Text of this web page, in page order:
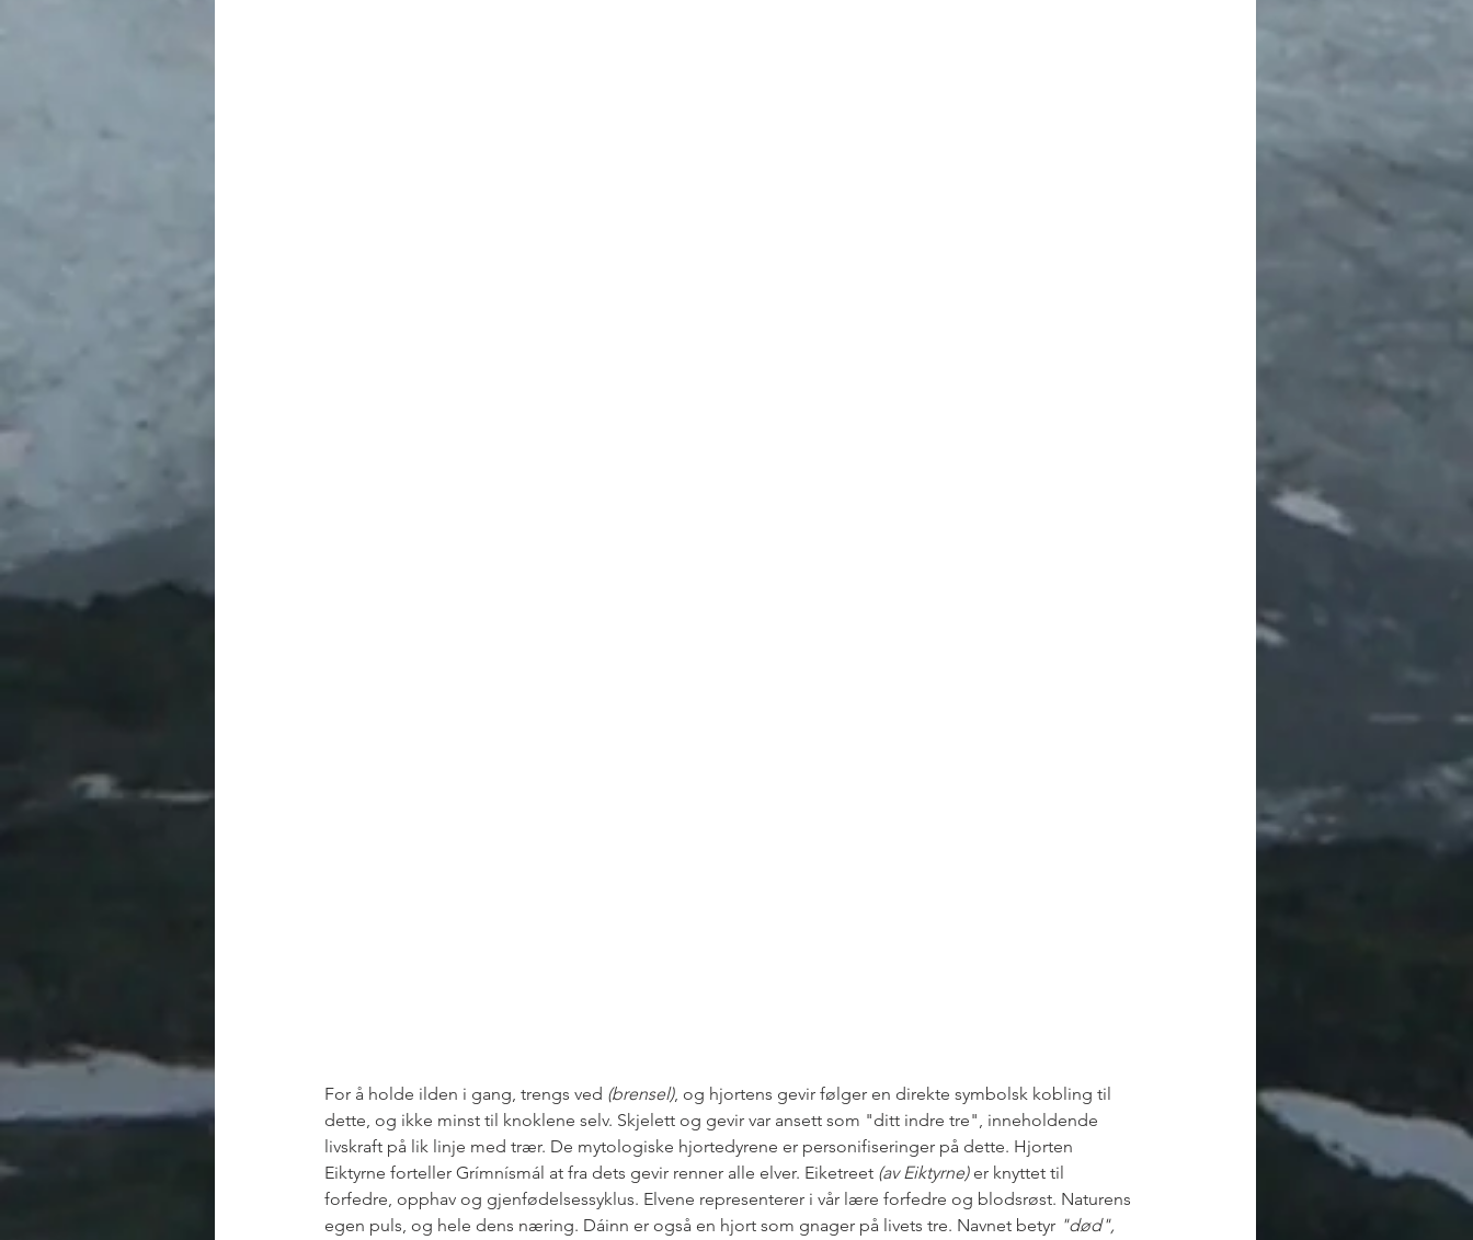
For å holde ilden i gang, trengs ved (brensel), og hjortens gevir følger en direkte symbolsk kobling til
dette, og ikke minst til knoklene selv. Skjelett og gevir var ansett som "ditt indre tre", inneholdende
livskraft på lik linje med trær. De mytologiske hjortedyrene er personifiseringer på dette. Hjorten
Eiktyrne forteller Grímnísmál at fra dets gevir renner alle elver. Eiketreet (av Eiktyrne) er knyttet til
forfedre, opphav og gjenfødelsessyklus. Elvene representerer i vår lære forfedre og blodsrøst. Naturens
egen puls, og hele dens næring. Dáinn er også en hjort som gnager på livets tre. Navnet betyr "død",